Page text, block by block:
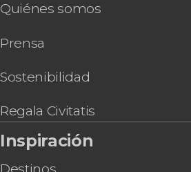
Akshardham
Tour espiritual privado por Delhi
Tour en bicicleta por Delhi
Boda hindú ¡Cásate con el rito
Quiénes somos
Prensa
Sostenibilidad
Regala Civitatis
Inspiración
Destinos